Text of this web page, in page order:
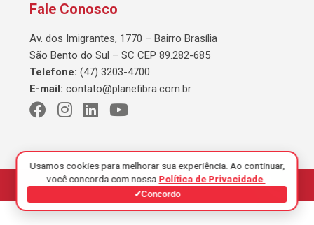
Fale Conosco
Av. dos Imigrantes, 1770 – Bairro Brasília
São Bento do Sul – SC CEP 89.282-685
Telefone: (47) 3203-4700
E-mail: contato@planefibra.com.br
© 2026 Planefibra. Todos os direitos reservados.
Usamos cookies para melhorar sua experiência. Ao continuar,
você concorda com nossa Política de Privacidade
✔Concordo